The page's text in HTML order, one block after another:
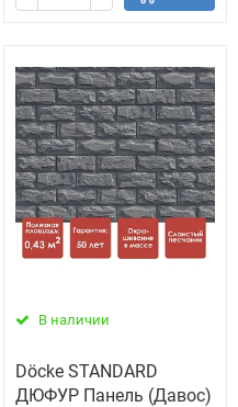
В наличии
Döcke STANDARD
ДЮФУР Панель (Давос)